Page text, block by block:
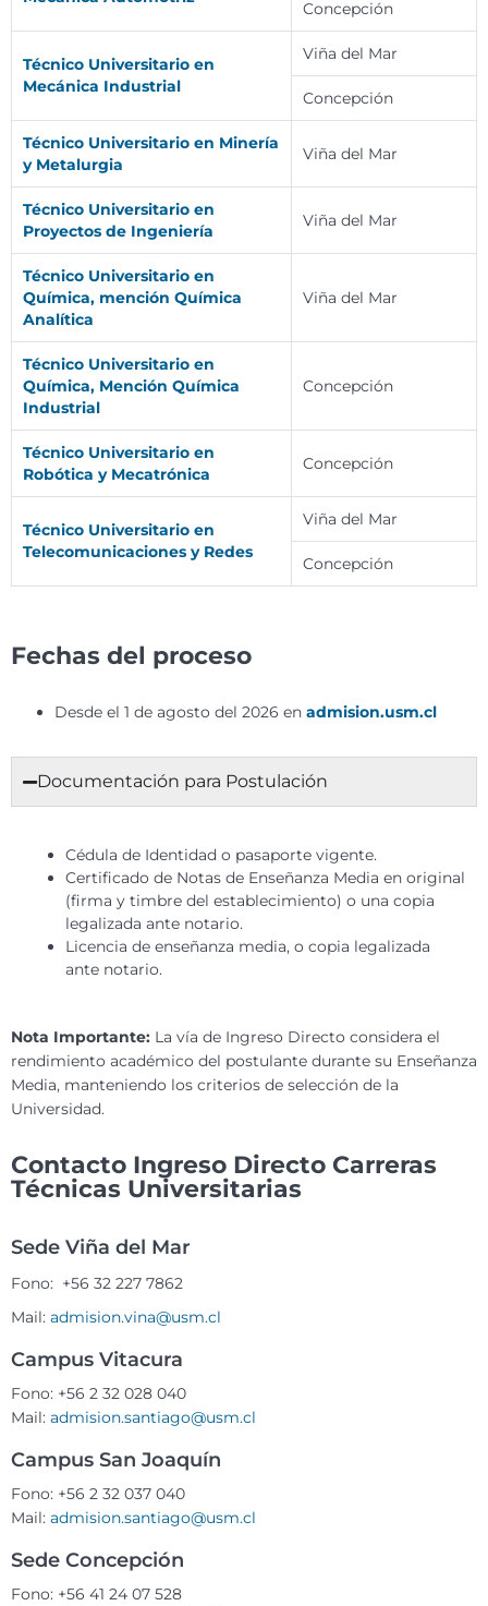
Concepción
Técnico Universitario en
Mecánica Industrial
Viña del Mar
Concepción
Técnico Universitario en Minería
y Metalurgia
Viña del Mar
Técnico Universitario en
Proyectos de Ingeniería
Viña del Mar
Técnico Universitario en
Química, mención Química
Analítica
Viña del Mar
Técnico Universitario en
Química, Mención Química
Industrial
Concepción
Técnico Universitario en
Robótica y Mecatrónica
Concepción
Técnico Universitario en
Telecomunicaciones y Redes
Viña del Mar
Concepción
Fechas del proceso
Desde el 1 de agosto del 2026 en admision.usm.cl
Documentación para Postulación
Cédula de Identidad o pasaporte vigente.
Certificado de Notas de Enseñanza Media en original
(firma y timbre del establecimiento) o una copia
legalizada ante notario.
Licencia de enseñanza media, o copia legalizada
ante notario.
Nota Importante: La vía de Ingreso Directo considera el
rendimiento académico del postulante durante su Enseñanza
Media, manteniendo los criterios de selección de la
Universidad.
Contacto Ingreso Directo Carreras
Técnicas Universitarias
Sede Viña del Mar
Fono: +56 32 227 7862
Mail: admision.vina@usm.cl
Campus Vitacura
Fono: +56 2 32 028 040
Mail: admision.santiago@usm.cl
Campus San Joaquín
Fono: +56 2 32 037 040
Mail: admision.santiago@usm.cl
Sede Concepción
Fono: +56 41 24 07 528